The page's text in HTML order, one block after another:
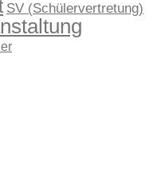
SV (Schülervertretung)